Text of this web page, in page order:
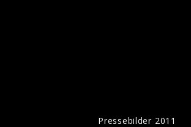
Pressebilder 2011